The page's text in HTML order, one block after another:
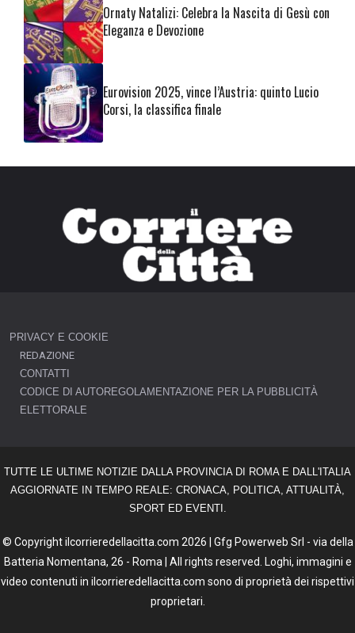
Ornaty Natalizi: Celebra la Nascita di Gesù con
Eleganza e Devozione
Eurovision 2025, vince l’Austria: quinto Lucio
Corsi, la classifica finale
PRIVACY E COOKIE
REDAZIONE
CONTATTI
CODICE DI AUTOREGOLAMENTAZIONE PER LA PUBBLICITÀ
ELETTORALE
TUTTE LE ULTIME NOTIZIE DALLA PROVINCIA DI ROMA E DALL'ITALIA
AGGIORNATE IN TEMPO REALE: CRONACA, POLITICA, ATTUALITÀ,
SPORT ED EVENTI.
© Copyright ilcorrieredellacitta.com 2026 | Gfg Powerweb Srl - via della
Batteria Nomentana, 26 - Roma | All rights reserved. Loghi, immagini e
video contenuti in ilcorrieredellacitta.com sono di proprietà dei rispettivi
proprietari.